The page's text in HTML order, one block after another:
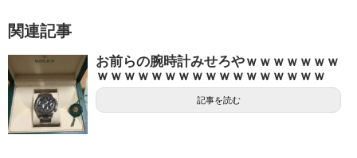
関連記事
お前らの腕時計みせろやｗｗｗｗｗｗｗ
ｗｗｗｗｗｗｗｗｗｗｗｗｗｗｗｗｗ
記事を読む